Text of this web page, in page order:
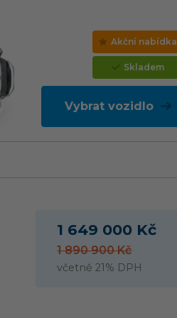
Akční nabídka
Skladem
Vybrat vozidlo
1 649 000 Kč
1 890 900 Kč
včetně 21% DPH